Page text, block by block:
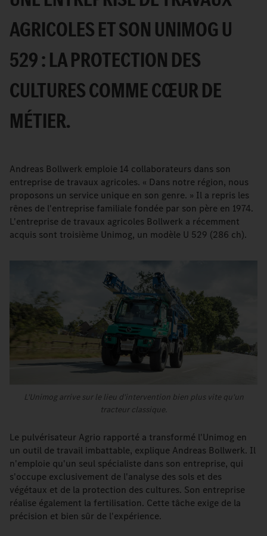
AGRICOLES ET SON UNIMOG U
529 : LA PROTECTION DES
CULTURES COMME CŒUR DE
MÉTIER.
Andreas Bollwerk emploie 14 collaborateurs dans son
entreprise de travaux agricoles. « Dans notre région, nous
proposons un service unique en son genre. » Il a repris les
rênes de l'entreprise familiale fondée par son père en 1974.
L'entreprise de travaux agricoles Bollwerk a récemment
acquis sont troisième Unimog, un modèle U 529 (286 ch).
L'Unimog arrive sur le lieu d'intervention bien plus vite qu'un
tracteur classique.
Le pulvérisateur Agrio rapporté a transformé l'Unimog en
un outil de travail imbattable, explique Andreas Bollwerk. Il
n'emploie qu'un seul spécialiste dans son entreprise, qui
s'occupe exclusivement de l'analyse des sols et des
végétaux et de la protection des cultures. Son entreprise
réalise également la fertilisation. Cette tâche exige de la
précision et bien sûr de l'expérience.